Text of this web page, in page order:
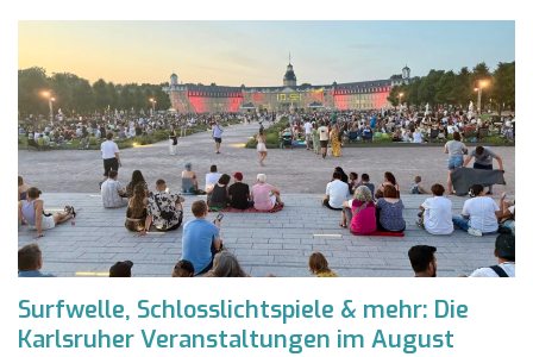
Surfwelle, Schlosslichtspiele & mehr: Die
Karlsruher Veranstaltungen im August